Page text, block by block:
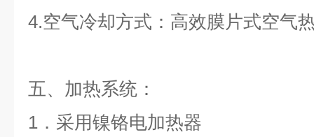
4.空气冷却方式：高效膜片式空气
五、加热系统：
1．采用镍铬电加热器